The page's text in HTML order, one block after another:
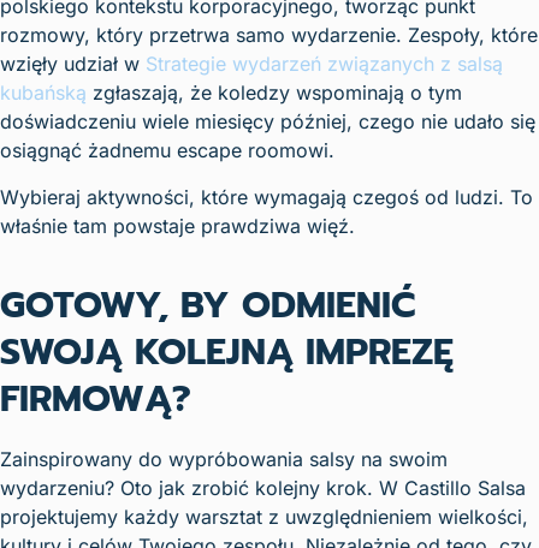
polskiego kontekstu korporacyjnego, tworząc punkt
rozmowy, który przetrwa samo wydarzenie. Zespoły, które
wzięły udział w Strategie wydarzeń związanych z salsą
kubańską zgłaszają, że koledzy wspominają o tym
doświadczeniu wiele miesięcy później, czego nie udało się
osiągnąć żadnemu escape roomowi.
Wybieraj aktywności, które wymagają czegoś od ludzi. To
właśnie tam powstaje prawdziwa więź.
GOTOWY, BY ODMIENIĆ
SWOJĄ KOLEJNĄ IMPREZĘ
FIRMOWĄ?
Zainspirowany do wypróbowania salsy na swoim
wydarzeniu? Oto jak zrobić kolejny krok. W Castillo Salsa
projektujemy każdy warsztat z uwzględnieniem wielkości,